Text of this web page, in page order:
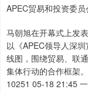
APEC贸易和投资委
马朝旭在开幕式上发
以《APEC领导人深
线图，围绕贸易、联
集体行动的合作框架。
10251 05-18 21:45